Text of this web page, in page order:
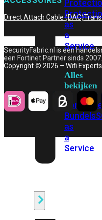
as
a
Service
Alles
bekijken
FortiCare
Bundels
as
a
Service
Direct Attach Cable (DAC)
SecurityFabric.nl is een
een Fortinet Partner sinds 2007.
Copyright © 2026 – Wifi Experts